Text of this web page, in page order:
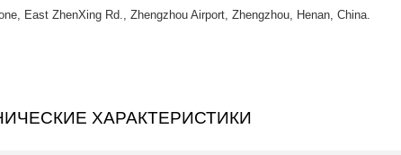
East ZhenXing Rd., Zhengzhou Airport, Zhengzhou, Henan, China.
ХАРАКТЕРИСТИКИ